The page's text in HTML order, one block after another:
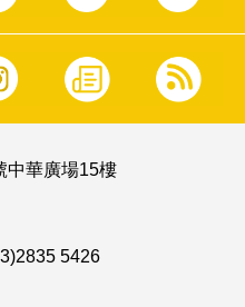
中華廣場15樓
5426